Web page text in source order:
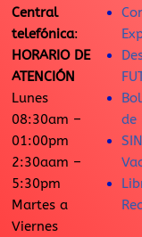
Central
telefónica:
HORARIO DE
ATENCIÓN
Lunes
08:30am –
01:00pm
2:30aam –
5:30pm
Martes a
Viernes
de